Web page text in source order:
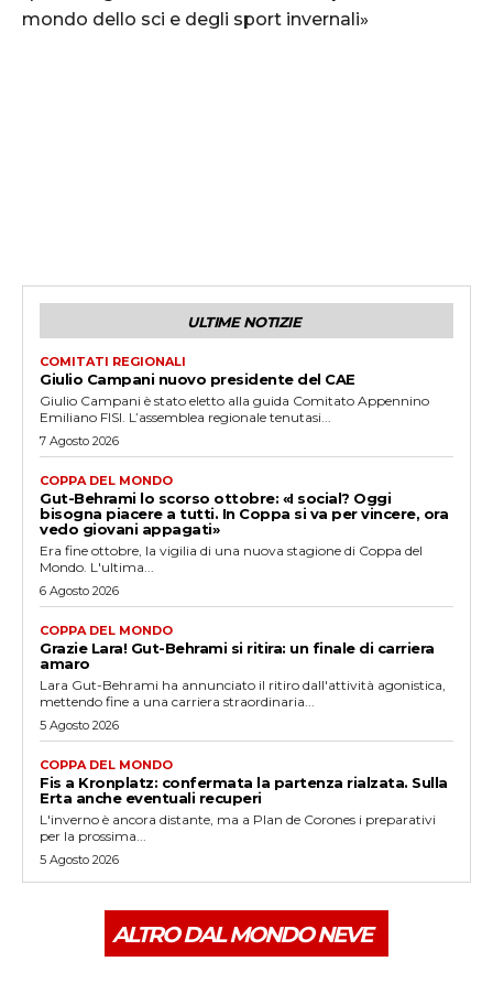
mondo dello sci e degli sport invernali»
ULTIME NOTIZIE
COMITATI REGIONALI
Giulio Campani nuovo presidente del CAE
Giulio Campani è stato eletto alla guida Comitato Appennino
Emiliano FISI. L’assemblea regionale tenutasi...
7 Agosto 2026
COPPA DEL MONDO
Gut-Behrami lo scorso ottobre: «I social? Oggi
bisogna piacere a tutti. In Coppa si va per vincere, ora
vedo giovani appagati»
Era fine ottobre, la vigilia di una nuova stagione di Coppa del
Mondo. L'ultima...
6 Agosto 2026
COPPA DEL MONDO
Grazie Lara! Gut-Behrami si ritira: un finale di carriera
amaro
Lara Gut-Behrami ha annunciato il ritiro dall'attività agonistica,
mettendo fine a una carriera straordinaria...
5 Agosto 2026
COPPA DEL MONDO
Fis a Kronplatz: confermata la partenza rialzata. Sulla
Erta anche eventuali recuperi
L'inverno è ancora distante, ma a Plan de Corones i preparativi
per la prossima...
5 Agosto 2026
ALTRO DAL MONDO NEVE